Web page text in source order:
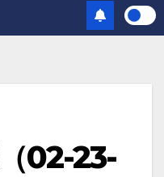
02-23-